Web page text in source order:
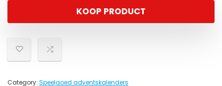
KOOP PRODUCT
Category: Speelgoed adventskalenders